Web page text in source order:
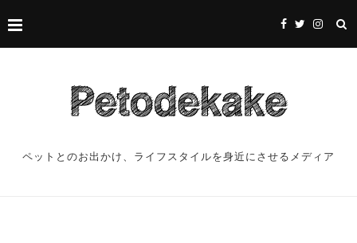
ペットとのお出かけ、ライフスタイルを身近にさせるメディア